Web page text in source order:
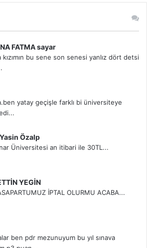
FATMA sayar
kızımın bu sene son senesi yanlız dört detsi
yatay geçişle farklı bi üniversiteye
Özalp
Üniversitesi an itibari ile 30TL...
YEGİN
İPTAL OLURMU ACABA...
ben pdr mezunuyum bu yıl sınava